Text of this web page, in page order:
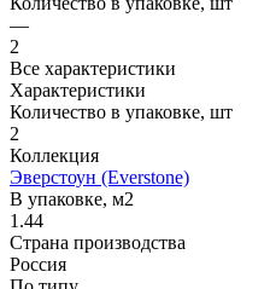
—
2
Все характеристики
Характеристики
Количество в упаковке, шт
2
Коллекция
Эверстоун (Everstone)
В упаковке, м2
1.44
Страна производства
Россия